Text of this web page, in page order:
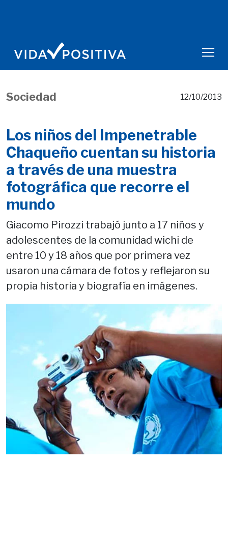
Sociedad 12/10/2013
Los niños del Impenetrable
Chaqueño cuentan su historia
a través de una muestra
fotográfica que recorre el
mundo
Giacomo Pirozzi trabajó junto a 17 niños y
adolescentes de la comunidad wichi de
entre 10 y 18 años que por primera vez
usaron una cámara de fotos y reflejaron su
propia historia y biografía en imágenes.